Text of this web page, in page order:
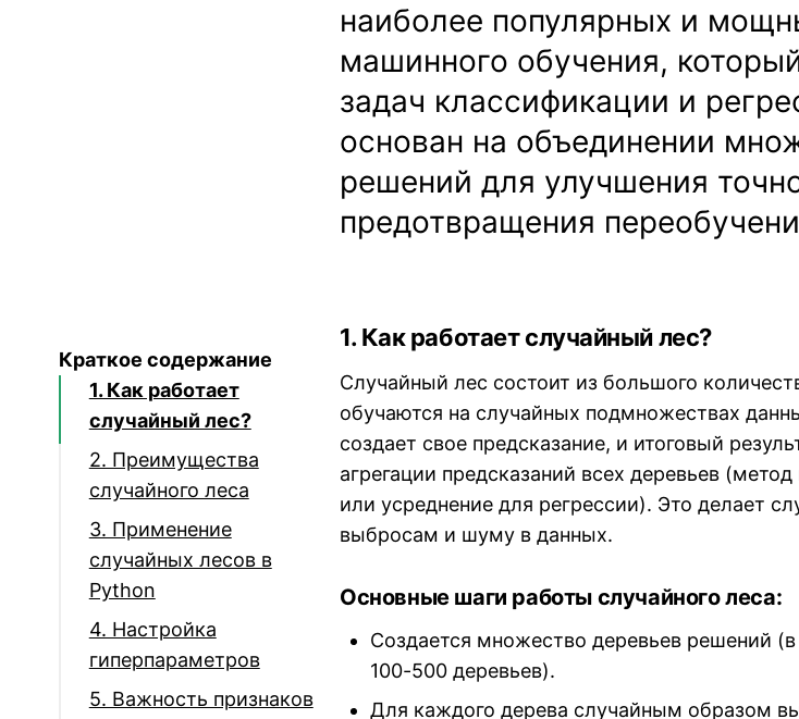
наиболее популярных и
машинного обучения,
задач классификации и
основан на объединении
решений для улучшения
предотвращения
Краткое содержание
1. Как работает
случайный лес?
2. Преимущества
случайного леса
3. Применение
случайных лесов в
Python
4. Настройка
гиперпараметров
5. Важность признаков
1. Как работает случайный лес?
Случайный лес состоит из большого
обучаются на случайных подмножествах
создает свое предсказание, и итоговый
агрегации предсказаний всех деревьев
или усреднение для регрессии). Это делает
выбросам и шуму в данных.
Основные шаги работы случайного леса:
Создается множество деревьев решений
100-500 деревьев).
Для каждого дерева случайным образом